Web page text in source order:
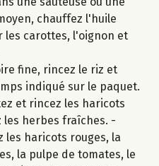
chauffez l'huile
les carottes, l'oignon et
fine, rincez le riz et
indiqué sur le paquet.
et rincez les haricots
les herbes fraîches. -
les haricots rouges, la
la pulpe de tomates, le